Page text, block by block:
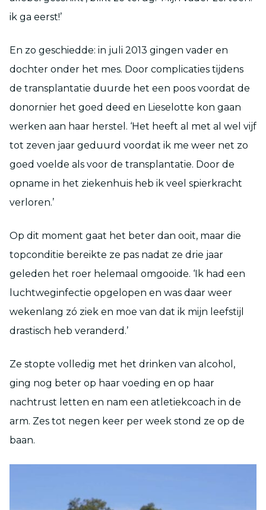
ik ga eerst!’
En zo geschiedde: in juli 2013 gingen vader en
dochter onder het mes. Door complicaties tijdens
de transplantatie duurde het een poos voordat de
donornier het goed deed en Lieselotte kon gaan
werken aan haar herstel. ‘Het heeft al met al wel vijf
tot zeven jaar geduurd voordat ik me weer net zo
goed voelde als voor de transplantatie. Door de
opname in het ziekenhuis heb ik veel spierkracht
verloren.’
Op dit moment gaat het beter dan ooit, maar die
topconditie bereikte ze pas nadat ze drie jaar
geleden het roer helemaal omgooide. ‘Ik had een
luchtweginfectie opgelopen en was daar weer
wekenlang zó ziek en moe van dat ik mijn leefstijl
drastisch heb veranderd.’
Ze stopte volledig met het drinken van alcohol,
ging nog beter op haar voeding en op haar
nachtrust letten en nam een atletiekcoach in de
arm. Zes tot negen keer per week stond ze op de
baan.